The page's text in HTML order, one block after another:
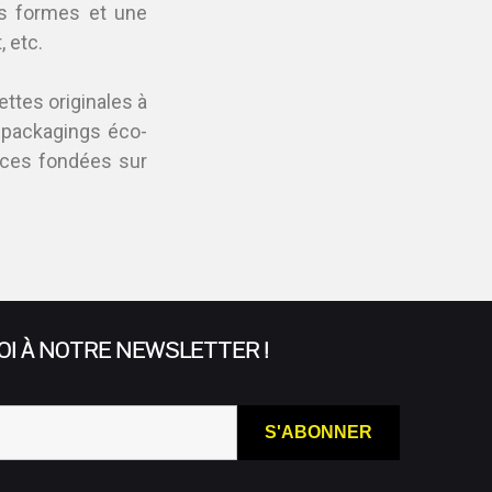
formes et une
etc.
originales à
éco-
fondées sur
À NOTRE NEWSLETTER !